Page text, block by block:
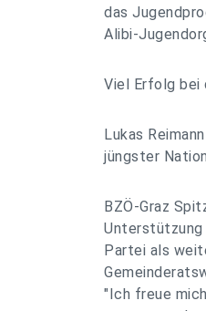
das
Alibi-
Viel Erfolg bei
Lukas Reimann
jüngster
BZÖ-Graz
Unterstützung
Partei als
"Ich freue